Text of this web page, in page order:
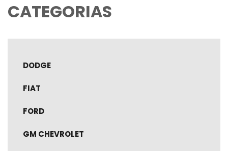
CATEGORIAS
DODGE
FIAT
FORD
GM CHEVROLET